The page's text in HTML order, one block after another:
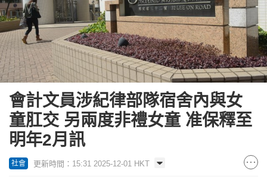
會計文員涉紀律部隊宿舍內與女
童肛交 另兩度非禮女童 准保釋至
明年2月訊
社會 更新時間：15:31 2025-12-01 HKT